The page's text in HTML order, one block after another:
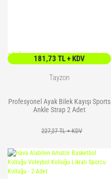
</> />
181,73 TL + KDV
Tayzon
Profesyonel Ayak Bilek Kayışı Sports
Ankle Strap 2 Adet
227,27 TL + KDV